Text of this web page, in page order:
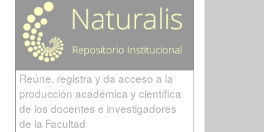
Reúne, registra y da acceso a la
producción académica y científica
de los docentes e investigadores
de la Facultad